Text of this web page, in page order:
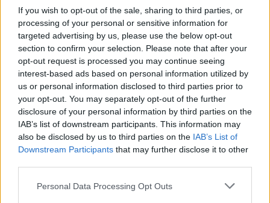
If you wish to opt-out of the sale, sharing to third parties, or
processing of your personal or sensitive information for
targeted advertising by us, please use the below opt-out
section to confirm your selection. Please note that after your
opt-out request is processed you may continue seeing
interest-based ads based on personal information utilized by
us or personal information disclosed to third parties prior to
your opt-out. You may separately opt-out of the further
disclosure of your personal information by third parties on the
IAB’s list of downstream participants. This information may
also be disclosed by us to third parties on the IAB’s List of
Downstream Participants that may further disclose it to other
Personal Data Processing Opt Outs
Νέο Audi A2 e-tron με στόχο την κορυφή της αποδοτικότητας
Σασλόγλου: «Ξεχνάμε ό,τι έγινε
και προχωράμε»
Εθνική Κορασίδων: Νίκησε με
74-65 τη Δανία και παίζει
ημιτελικό με τη Νορβηγία
Ελληνική Αναπτυξιακή Τράπεζα: Με «προίκα» 2 δισ. ευρώ ανοίγει